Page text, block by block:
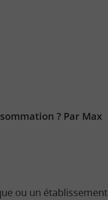
? Par Max
ou un établissement